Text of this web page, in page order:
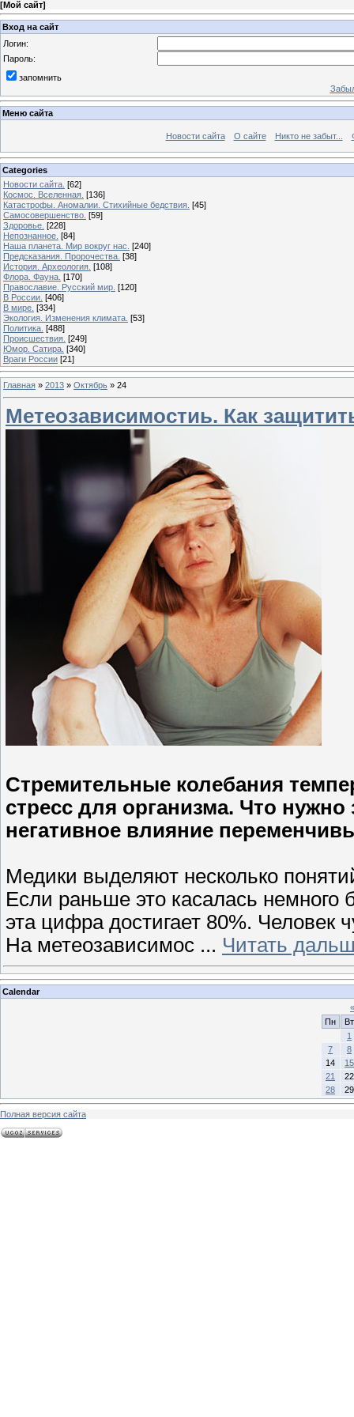
[Мой сайт]
Вход на сайт
Логин:
Пароль:
запомнить
Меню сайта
Новости сайта О сайте Никто не забыт...
Categories
Новости сайта. [62]
Космос. Вселенная. [136]
Катастрофы. Аномалии. Стихийные бедствия. [45]
Самосовершенство. [59]
Здоровье. [228]
Непознанное. [84]
Наша планета. Мир вокруг нас. [240]
Предсказания. Пророчества. [38]
История. Археология. [108]
Флора. Фауна. [170]
Православие. Русский мир. [120]
В России. [406]
В мире. [334]
Экология. Изменения климата. [53]
Политика. [488]
Происшествия. [249]
Юмор. Сатира. [340]
Враги России [21]
Главная » 2013 » Октябрь » 24
Метеозависимостиь. Как
Стремительные колебания
стресс для организма. Что
негативное влияние
Медики выделяют несколько
Если раньше это касалась
эта цифра достигает 80%. Человек
На метеозависимос ... Читать
Calendar
«
Пн
Вт
1
7
8
14
15
21
22
28
29
Полная версия сайта